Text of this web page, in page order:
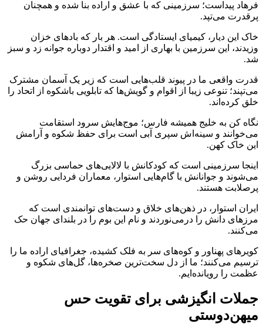
فرهاد پیداست؛ سرزمینی که با عشق و اراده بنا شده و همچنان
پرقدرت می‌تپد.
خاک این دیار، کیمیای ایستادگی است. هر بار که بادهای خزان
وزیدند، این سرزمین با بهاری از امید و اقتدار دوباره جوانه زد و سبز
شد.
قدرت واقعی ما در پیوند قلب‌هایی است که زیر یک آسمان مشترک
می‌تپند؛ تنوعی زیبا از اقوام و گویش‌ها که تابلویی باشکوه از اتحاد را
خلق کرده‌اند.
نگاه کن به خلیج همیشه فارس؛ موج‌هایش سرود استقامت
می‌خوانند و سینه‌اش سپری آبی است برای حفظ شکوه و آرامش
این خاک کهن.
اینجا سرزمینی است که کودکانش با لالایی‌های حماسی بزرگ
می‌شوند و جوانانش با گام‌هایی استوار، معماران فردایی روشن و
پرصلابت هستند.
ایران استوار، در ذهن‌های خلاق و دست‌های توانمندی است که
مرزهای دانش را درمی‌نوردند و نام این بوم را در بلندای جهان حک
می‌کنند.
کویرهای پهناور و کوه‌های سر به فلک کشیده، جغرافیای اراده ما را
ترسیم می‌کنند؛ ما از دل سخت‌ترین صخره‌ها، گل‌های شکوه و
عظمت را رویانده‌ایم.
جملات انگیزشی برای تقویت حس
میهن‌دوستی